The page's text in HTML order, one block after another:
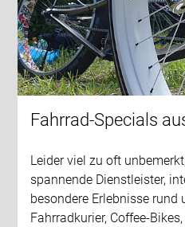
Fahrrad-Specials
Leider viel zu oft
spannende Dienstleister,
besondere Erlebnisse rund
Fahrradkurier, Coffee-